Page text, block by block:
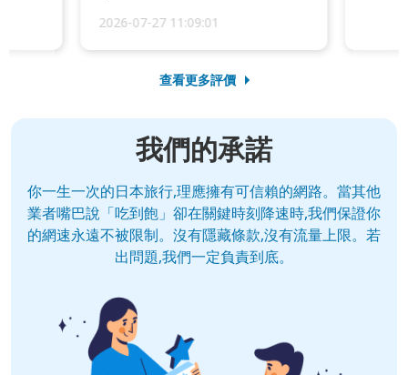
2026-07-27 11:09:01
查看更多評價
我們的承諾
你一生一次的日本旅行,理應擁有可信賴的網路。當其他
業者嘴巴說「吃到飽」卻在關鍵時刻降速時,我們保證你
的網速永遠不被限制。沒有隱藏條款,沒有流量上限。若
出問題,我們一定負責到底。